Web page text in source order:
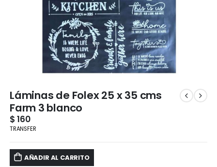
Láminas de Folex 25 x 35 cms
Farm 3 blanco
$ 160
TRANSFER
AÑADIR AL CARRITO